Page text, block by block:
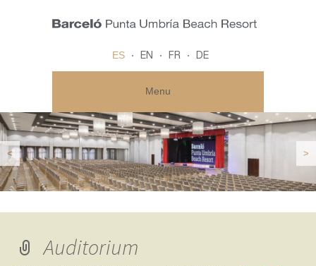
ES EN FR DE
Menu
< >
Auditorium